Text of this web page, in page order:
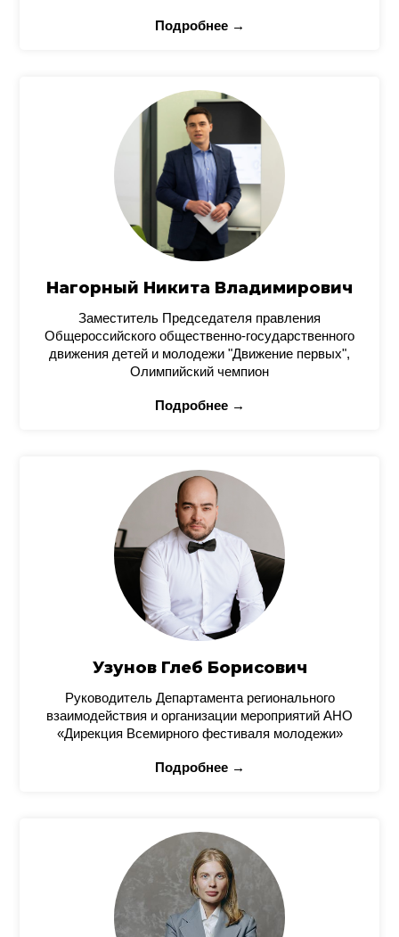
Подробнее →
Нагорный Никита Владимирович
Заместитель Председателя правления
Общероссийского общественно-государственного
движения детей и молодежи "Движение первых",
Олимпийский чемпион
Подробнее →
Узунов Глеб Борисович
Руководитель Департамента регионального
взаимодействия и организации мероприятий АНО
«Дирекция Всемирного фестиваля молодежи»
Подробнее →